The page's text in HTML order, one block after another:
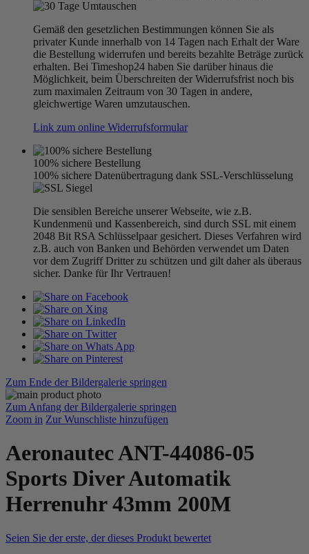
Gemäß den gesetzlichen Bestimmungen können Sie als
privater Kunde innerhalb von 14 Tagen nach Erhalt der Ware
die Bestellung widerrufen und bereits bezahlte Beträge zurück
erhalten. Bei Timeshop24 haben Sie darüber hinaus die
Möglichkeit, beim Überschreiten der Widerrufsfrist noch bis
zum maximalen Zeitraum von 30 Tagen in andere,
gleichwertige Waren umzutauschen.
Link zum online Widerrufsformular
100% sichere Bestellung
100% sichere Datenübertragung dank SSL-Verschlüsselung
Die sensiblen Bereiche unserer Webseite, wie z.B.
Kundenmenü und Kassenbereich, sind durch SSL mit einem
2048 Bit RSA Schlüsselpaar gesichert. Dieses Verfahren wird
z.B. auch von Banken und Behörden verwendet um Daten
vor dem Zugriff Dritter zu schützen und gilt daher als überaus
sicher. Danke für Ihr Vertrauen!
Zum Ende der Bildergalerie springen
Zum Anfang der Bildergalerie springen
Zoom in Zur Wunschliste hinzufügen
Aeronautec ANT-44086-05
Sports Diver Automatik
Herrenuhr 43mm 200M
Seien Sie der erste, der dieses Produkt bewertet